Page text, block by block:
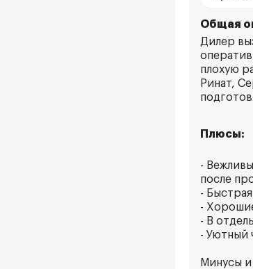
Общая
Дилер
плохую
Ринат,
Плюсы:
-
после
-
-
- В
- Уютный
Минусы